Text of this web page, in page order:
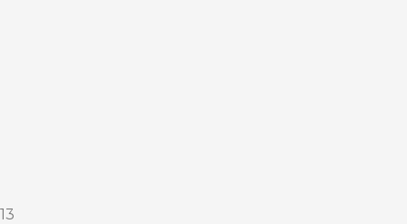
13